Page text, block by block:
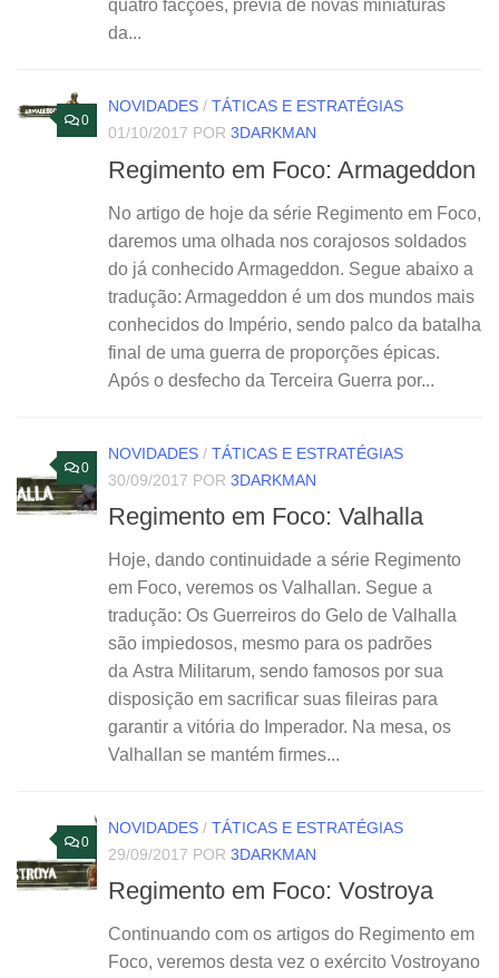
quatro facções, prévia de novas miniaturas
da...
0
NOVIDADES / TÁTICAS E ESTRATÉGIAS
01/10/2017 POR 3DARKMAN
Regimento em Foco: Armageddon
No artigo de hoje da série Regimento em Foco,
daremos uma olhada nos corajosos soldados
do já conhecido Armageddon. Segue abaixo a
tradução: Armageddon é um dos mundos mais
conhecidos do Império, sendo palco da batalha
final de uma guerra de proporções épicas.
Após o desfecho da Terceira Guerra por...
0
NOVIDADES / TÁTICAS E ESTRATÉGIAS
30/09/2017 POR 3DARKMAN
Regimento em Foco: Valhalla
Hoje, dando continuidade a série Regimento
em Foco, veremos os Valhallan. Segue a
tradução: Os Guerreiros do Gelo de Valhalla
são impiedosos, mesmo para os padrões
da Astra Militarum, sendo famosos por sua
disposição em sacrificar suas fileiras para
garantir a vitória do Imperador. Na mesa, os
Valhallan se mantém firmes...
0
NOVIDADES / TÁTICAS E ESTRATÉGIAS
29/09/2017 POR 3DARKMAN
Regimento em Foco: Vostroya
Continuando com os artigos do Regimento em
Foco, veremos desta vez o exército Vostroyano